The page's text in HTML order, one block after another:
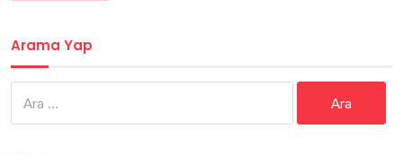
Arama Yap